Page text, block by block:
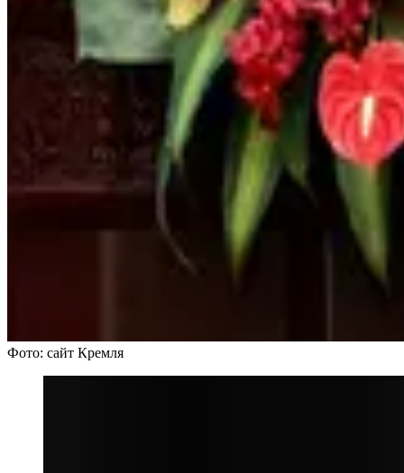
Фото: сайт Кремля